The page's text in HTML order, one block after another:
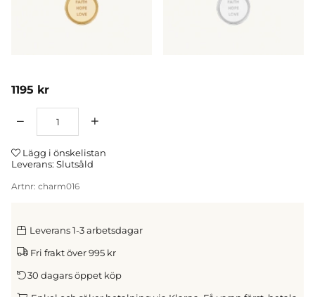
1195 kr
Lägg i önskelistan
Leverans: Slutsåld
Artnr: charm016
Leverans 1-3 arbetsdagar
Fri frakt över 995 kr
30 dagars öppet köp